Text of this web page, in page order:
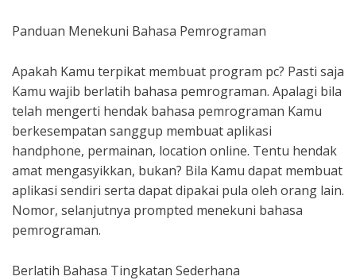
Panduan Menekuni Bahasa Pemrograman
Apakah Kamu terpikat membuat program pc? Pasti saja
Kamu wajib berlatih bahasa pemrograman. Apalagi bila
telah mengerti hendak bahasa pemrograman Kamu
berkesempatan sanggup membuat aplikasi
handphone, permainan, location online. Tentu hendak
amat mengasyikkan, bukan? Bila Kamu dapat membuat
aplikasi sendiri serta dapat dipakai pula oleh orang lain.
Nomor, selanjutnya prompted menekuni bahasa
pemrograman.
Berlatih Bahasa Tingkatan Sederhana